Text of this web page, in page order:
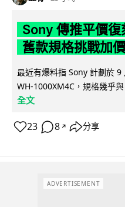
Sony 傳推平價
舊款規格挑戰加
最近有爆料指 Sony 計劃於
WH-1000XM4C，規格幾乎
全文
23 8 ↗ 分享
ADVERTISEMENT